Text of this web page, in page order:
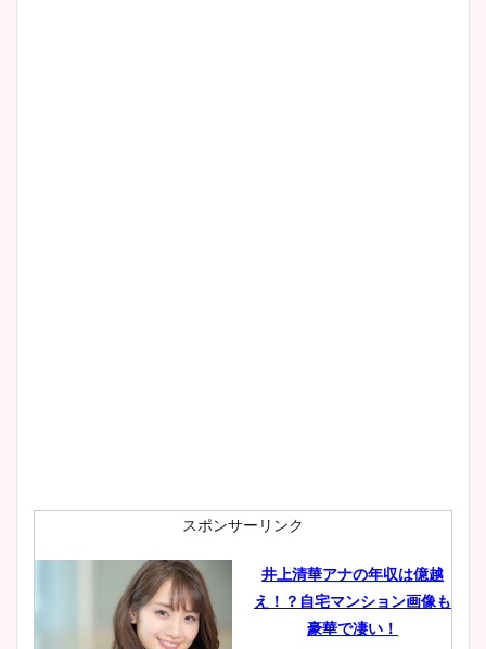
スポンサーリンク
井上清華アナの年収は億越
え！？自宅マンション画像も
豪華で凄い！